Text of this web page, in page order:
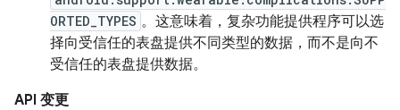
ORTED_TYPES 。这意味着，复杂功能提供程序可以选
择向受信任的表盘提供不同类型的数据，而不是向不
受信任的表盘提供数据。
API 变更